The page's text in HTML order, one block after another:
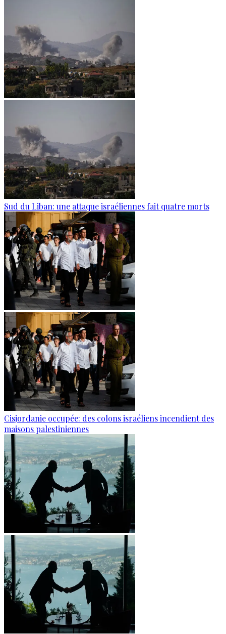
Sud du Liban: une attaque israéliennes fait quatre morts
Cisjordanie occupée: des colons israéliens incendient des
maisons palestiniennes